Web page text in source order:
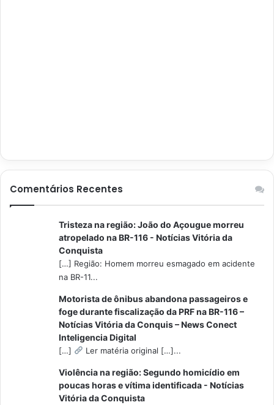
Comentários Recentes
Tristeza na região: João do Açougue morreu
atropelado na BR-116 - Notícias Vitória da
Conquista
[…] Região: Homem morreu esmagado em acidente
na BR-11...
Motorista de ônibus abandona passageiros e
foge durante fiscalização da PRF na BR-116 –
Notícias Vitória da Conquis – News Conect
Inteligencia Digital
[…] Ler matéria original […]...
Violência na região: Segundo homicídio em
poucas horas e vítima identificada - Notícias
Vitória da Conquista